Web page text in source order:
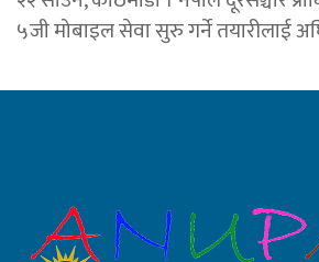
५जी मोबाइल सेवा सुरु गर्ने तयारीलाई